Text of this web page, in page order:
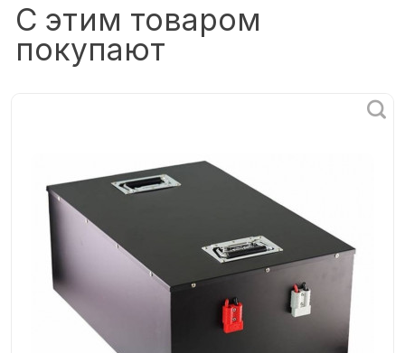
С этим товаром
покупают